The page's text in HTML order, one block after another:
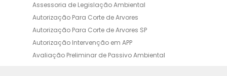
Assessoria de Legislação Ambiental
Autorização Para Corte de Arvores
Autorização Para Corte de Arvores SP
Autorização Intervenção em APP
Avaliação Preliminar de Passivo Ambiental